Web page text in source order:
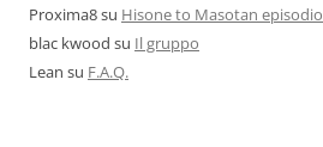
Proxima8su Hisone to Masotan
blac kwood su Il gruppo
Lean su F.A.Q.